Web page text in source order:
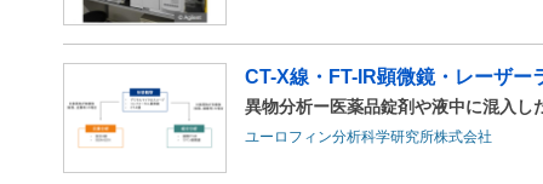
CT-X線・FT-IR顕微鏡・レーザー
異物分析ー医薬品錠剤や液中に混入し
ユーロフィン分析科学研究所株式会社